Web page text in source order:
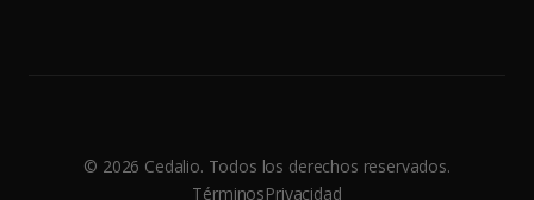
© 2026 Cedalio. Todos los derechos reservados.
TérminosPrivacidad